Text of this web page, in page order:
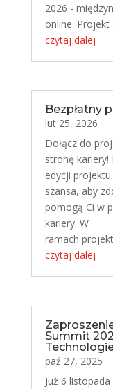
2026 -
online.
czytaj dalej
Bezpłatny
lut 25, 2026
Dołącz do
stronę kariery!
edycji
szansa, aby
pomogą Ci w
kariery. W
ramach
czytaj dalej
Summit
paź 27, 2025
Już 6